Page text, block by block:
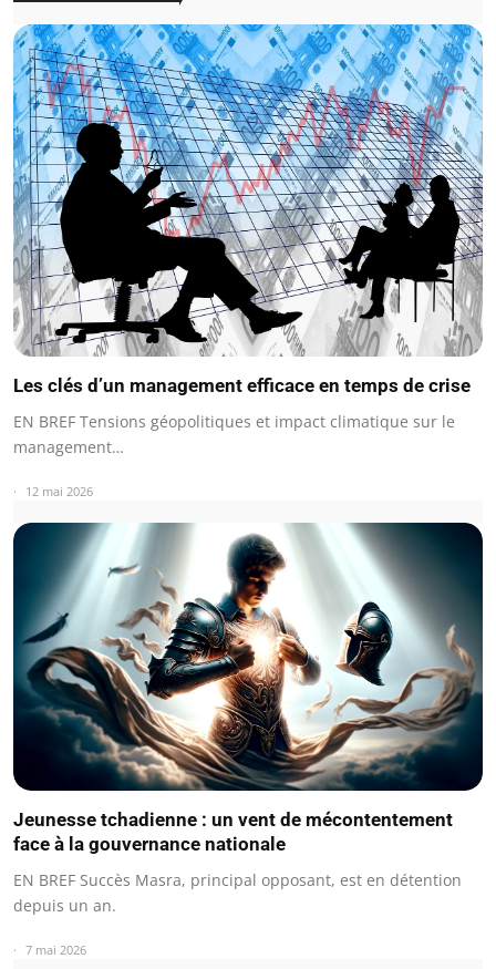
Les clés d’un management efficace en temps de crise
EN BREF Tensions géopolitiques et impact climatique sur le
management…
12 mai 2026
Jeunesse tchadienne : un vent de mécontentement
face à la gouvernance nationale
EN BREF Succès Masra, principal opposant, est en détention
depuis un an.
7 mai 2026